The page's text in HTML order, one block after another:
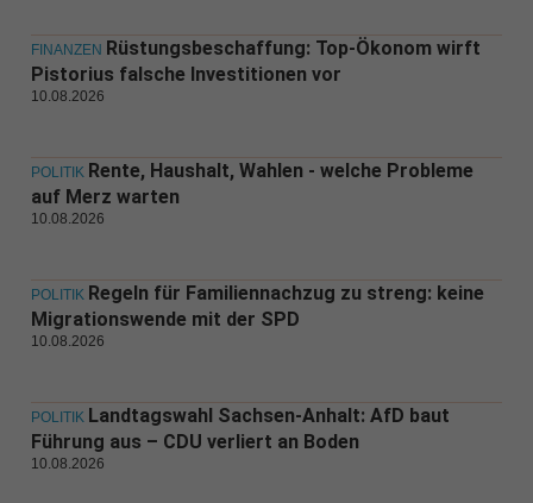
FINANZEN Rüstungsbeschaffung: Top-Ökonom wirft
Pistorius falsche Investitionen vor
10.08.2026
POLITIK Rente, Haushalt, Wahlen - welche Probleme
auf Merz warten
10.08.2026
POLITIK Regeln für Familiennachzug zu streng: keine
Migrationswende mit der SPD
10.08.2026
POLITIK Landtagswahl Sachsen-Anhalt: AfD baut
Führung aus – CDU verliert an Boden
10.08.2026